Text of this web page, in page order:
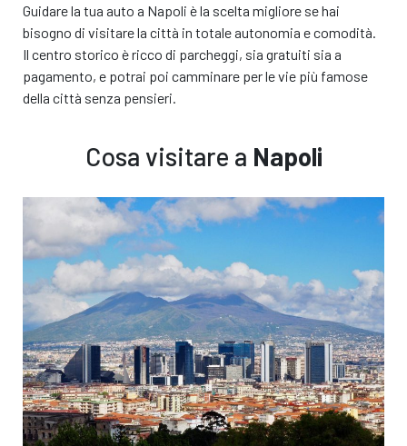
L'auto che hai scelto
o modello simile*
€ 0,00 / giorno
€Tutto incluso
L'auto che ti
proponiamo
o modello simile*
€ 0,00 / giorno
€Tutto incluso
Guidare la tua auto a Napoli è la scelta migliore se hai
bisogno di visitare la città in totale autonomia e comodità.
Il centro storico è ricco di parcheggi, sia gratuiti sia a
pagamento, e potrai poi camminare per le vie più famose
della città senza pensieri.
Cosa visitare a Napoli